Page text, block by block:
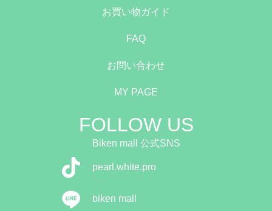
お買い物ガイド
FAQ
お問い合わせ
MY PAGE
FOLLOW US
Biken mall 公式SNS
pearl.white.pro
biken mall